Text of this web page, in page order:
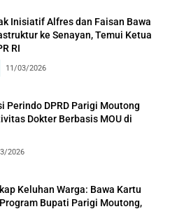
Inisiatif Alfres dan Faisan Bawa
ke Senayan, Temui Ketua
RI
11/03/2026
Perindo DPRD Parigi Moutong
Dokter Berbasis MOU di
2026
Keluhan Warga: Bawa Kartu
Bupati Parigi Moutong,